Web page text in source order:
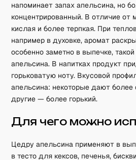
напоминает запах апельсина, но
концентрированный. В отличие от
кислая и более терпкая. При
например в духовке, аромат
особенно заметно в выпечке,
апельсина. В напитках продукт
горьковатую ноту. Вкусовой
апельсина: некоторые дают более
другие — более горький.
Для чего можно
Цедру апельсина применяют в
в тесто для кексов, печенья,